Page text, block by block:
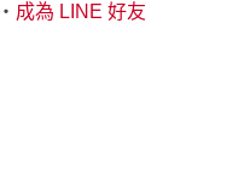
‧ 成為 LINE 好友